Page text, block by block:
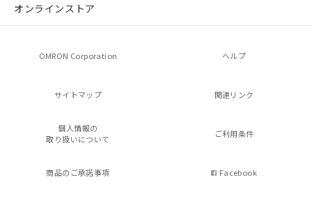
オンラインストア
OMRON Corporation ヘルプ
サイトマップ 関連リンク
個人情報の
取り扱いについて
ご利用条件
商品のご承諾事項 Facebook